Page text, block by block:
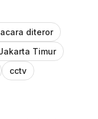
diteror
Timur
cctv